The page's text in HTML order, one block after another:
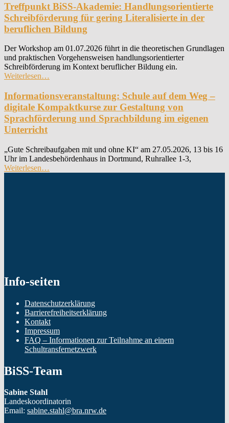
Treffpunkt BiSS-Akademie: Handlungsorientierte
Schreibförderung für gering Literalisierte in der
beruflichen Bildung
Der Workshop am 01.07.2026 führt in die theoretischen Grundlagen
und praktischen Vorgehensweisen handlungsorientierter
Schreibförderung im Kontext beruflicher Bildung ein.
Weiterlesen
Akademie:
Handlungsorientierte
Schreibförderung
für
gering
in
der
…
Informationsveranstaltung: Schule auf dem Weg –
digitale Kompaktkurse zur Gestaltung von
Sprachförderung und Sprachbildung im eigenen
Unterricht
„Gute Schreibaufgaben mit und ohne KI“ am 27.05.2026, 13 bis 16
Uhr im Landesbehördenhaus in Dortmund, Ruhrallee 1-3,
Weiterlesen
und
Sprachbildung
eigenen
Unterricht”
…
Info-seiten
Datenschutzerklärung
Barrierefreiheitserklärung
Kontakt
Impressum
FAQ – Informationen zur Teilnahme an einem
Schultransfernetzwerk
BiSS-Team
Sabine Stahl
Landeskoordinatorin
Email: sabine.stahl@bra.nrw.de